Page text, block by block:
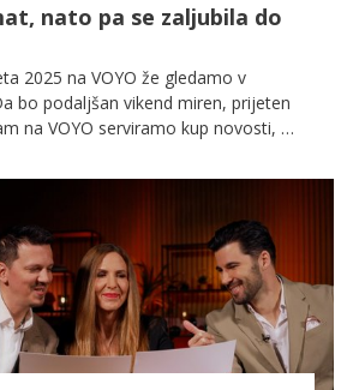
nato pa se zaljubila do
2025 na VOYO že gledamo v
bo podaljšan vikend miren, prijeten
na VOYO serviramo kup novosti, ki